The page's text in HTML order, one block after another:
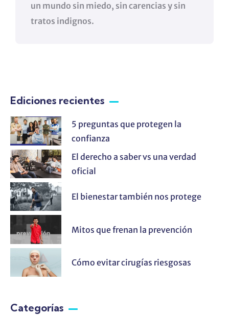
un mundo sin miedo, sin carencias y sin
tratos indignos.
Ediciones recientes
5 preguntas que protegen la
confianza
El derecho a saber vs una verdad
oficial
El bienestar también nos protege
Mitos que frenan la prevención
Cómo evitar cirugías riesgosas
Categorías